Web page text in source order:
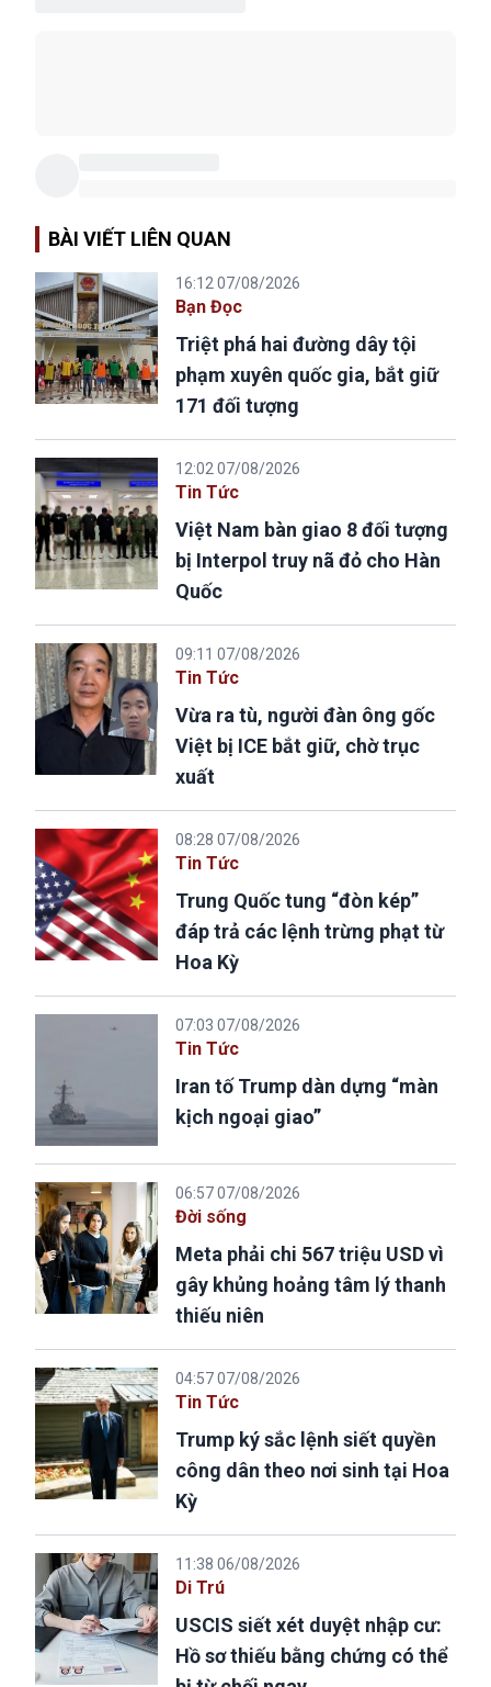
BÀI VIẾT LIÊN QUAN
16:12 07/08/2026
Bạn Đọc
Triệt phá hai đường dây tội
phạm xuyên quốc gia, bắt giữ
171 đối tượng
12:02 07/08/2026
Tin Tức
Việt Nam bàn giao 8 đối tượng
bị Interpol truy nã đỏ cho Hàn
Quốc
09:11 07/08/2026
Tin Tức
Vừa ra tù, người đàn ông gốc
Việt bị ICE bắt giữ, chờ trục
xuất
08:28 07/08/2026
Tin Tức
Trung Quốc tung “đòn kép”
đáp trả các lệnh trừng phạt từ
Hoa Kỳ
07:03 07/08/2026
Tin Tức
Iran tố Trump dàn dựng “màn
kịch ngoại giao”
06:57 07/08/2026
Đời sống
Meta phải chi 567 triệu USD vì
gây khủng hoảng tâm lý thanh
thiếu niên
04:57 07/08/2026
Tin Tức
Trump ký sắc lệnh siết quyền
công dân theo nơi sinh tại Hoa
Kỳ
11:38 06/08/2026
Di Trú
USCIS siết xét duyệt nhập cư:
Hồ sơ thiếu bằng chứng có thể